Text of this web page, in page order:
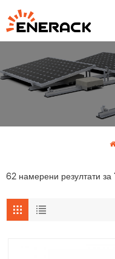
62 намерени резултати за ""